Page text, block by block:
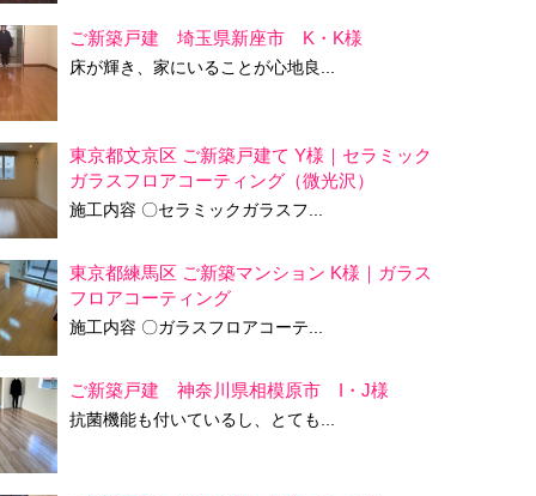
ご新築戸建 埼玉県新座市 K・K様
床が輝き、家にいることが心地良...
東京都文京区 ご新築戸建て Y様｜セラミック
ガラスフロアコーティング（微光沢）
施工内容 〇セラミックガラスフ...
東京都練馬区 ご新築マンション K様｜ガラス
フロアコーティング
施工内容 〇ガラスフロアコーテ...
ご新築戸建 神奈川県相模原市 I・J様
抗菌機能も付いているし、とても...